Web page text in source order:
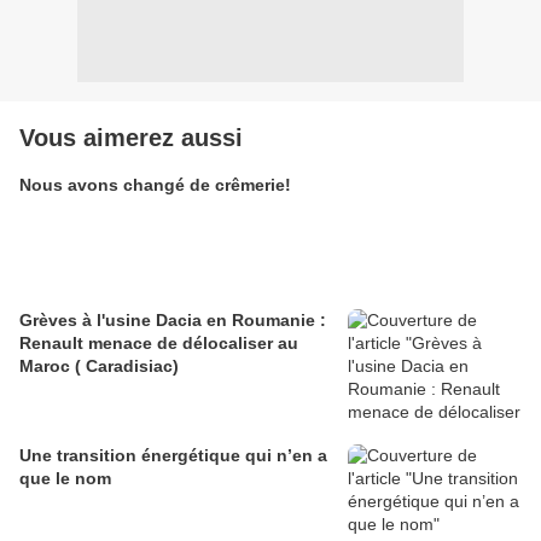
Vous aimerez aussi
Nous avons changé de crêmerie!
Grèves à l'usine Dacia en Roumanie :
Renault menace de délocaliser au
Maroc ( Caradisiac)
Une transition énergétique qui n’en a
que le nom